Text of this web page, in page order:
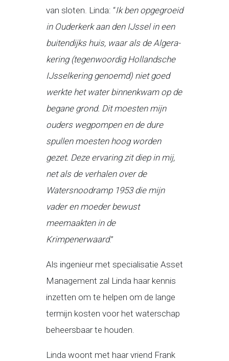
van sloten. Linda: “Ik ben opgegroeid
in Ouderkerk aan den IJssel in een
buitendijks huis, waar als de Algera-
kering (tegenwoordig Hollandsche
IJsselkering genoemd) niet goed
werkte het water binnenkwam op de
begane grond. Dit moesten mijn
ouders wegpompen en de dure
spullen moesten hoog worden
gezet. Deze ervaring zit diep in mij,
net als de verhalen over de
Watersnoodramp 1953 die mijn
vader en moeder bewust
meemaakten in de
Krimpenerwaard.”
Als ingenieur met specialisatie Asset
Management zal Linda haar kennis
inzetten om te helpen om de lange
termijn kosten voor het waterschap
beheersbaar te houden.
Linda woont met haar vriend Frank